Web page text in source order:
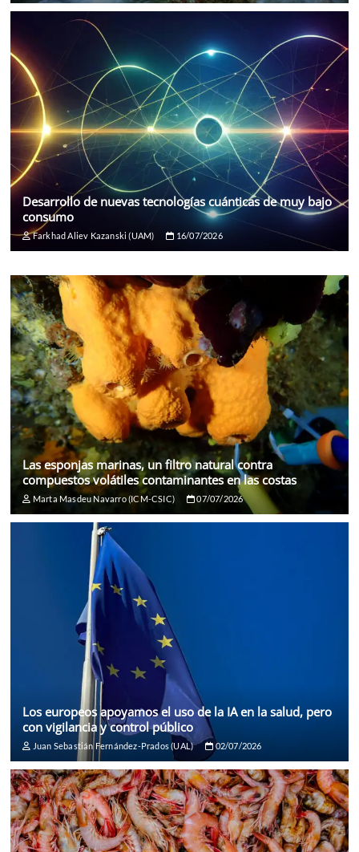
Desarrollo de nuevas tecnologías cuánticas de muy bajo
consumo
Farkhad Aliev Kazanski (UAM) 16/07/2026
Las esponjas marinas, un filtro natural contra
compuestos volátiles contaminantes en las costas
Marta Masdeu Navarro (ICM-CSIC) 07/07/2026
Los europeos apoyamos el uso de la IA en la salud, pero
con vigilancia y control público
Juan Sebastián Fernández-Prados (UAL) 02/07/2026